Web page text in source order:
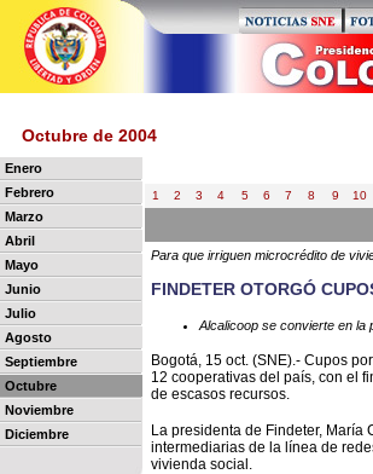
Octubre de 2004
Enero
Febrero
Marzo
Abril
Mayo
Junio
Julio
Agosto
Septiembre
Octubre
Noviembre
Diciembre
1 2 3 4 5 6 7 8 9 10
Para que irriguen microcrédito de
FINDETER OTORGÓ
Alcalicoop se convierte en la
Bogotá, 15 oct. (SNE).- Cupos
12 cooperativas del país, con el
de escasos recursos.
La presidenta de Findeter,
intermediarias de la línea de
vivienda social.